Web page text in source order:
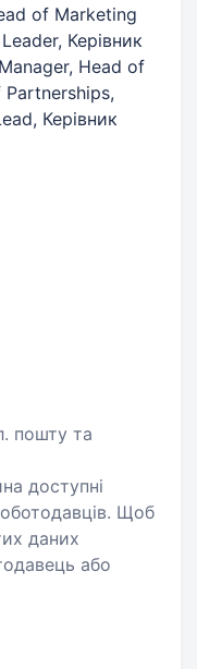
of Marketing
Керівник
Head of
Керівник
пошту та
доступні
Щоб
даних
або